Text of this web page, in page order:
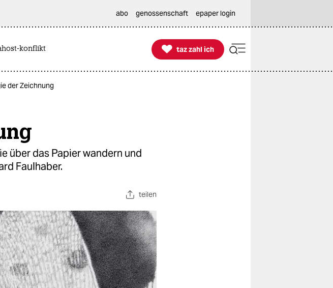
abo genossenschaft epaper login
konflikt 
taz zahl ich
taz zahl ich
der Zeichnung
über das Papier wandern und
Faulhaber.
teilen